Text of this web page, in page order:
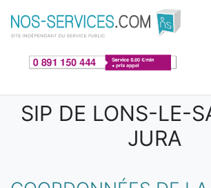
Aller au contenu principal
SIP DE LONS-LE-
JURA